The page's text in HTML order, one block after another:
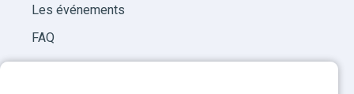
Les événements
FAQ